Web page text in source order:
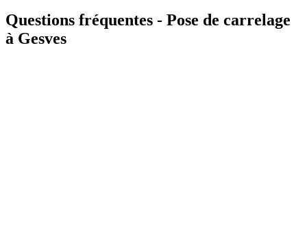
Questions fréquentes - Pose de carrelage
à Gesves